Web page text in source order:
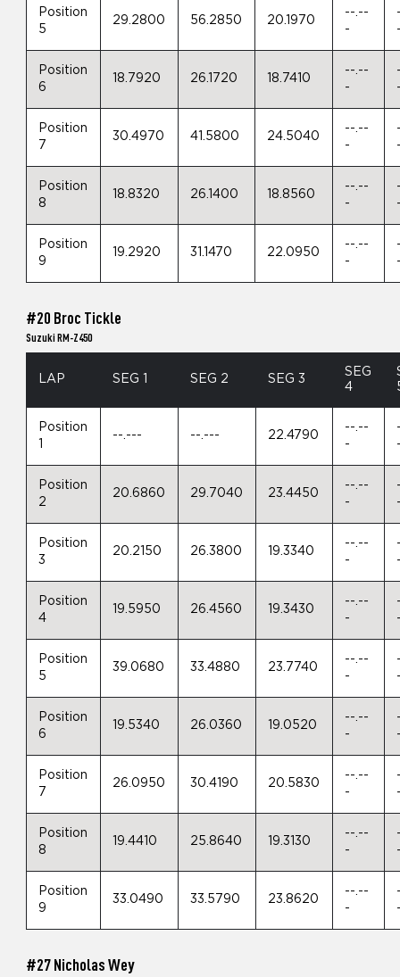
Position
5
29.2800 56.2850 20.1970
--.--
-
Position
6
18.7920 26.1720 18.7410
--.--
-
Position
7
30.4970 41.5800 24.5040
--.--
-
Position
8
18.8320 26.1400 18.8560
--.--
-
Position
9
19.2920 31.1470 22.0950
--.--
-
#20 Broc Tickle
Suzuki RM-Z450
LAP SEG 1 SEG 2 SEG 3
SEG
4
Position
--.--- --.--- 22.4790
--.--
-
Position
2
20.6860 29.7040 23.4450
--.--
-
Position
3
20.2150 26.3800 19.3340
--.--
-
Position
4
19.5950 26.4560 19.3430
--.--
-
Position
5
39.0680 33.4880 23.7740
--.--
-
Position
6
19.5340 26.0360 19.0520
--.--
-
Position
7
26.0950 30.4190 20.5830
--.--
-
Position
8
19.4410 25.8640 19.3130
--.--
-
Position
9
33.0490 33.5790 23.8620
--.--
-
#27 Nicholas Wey